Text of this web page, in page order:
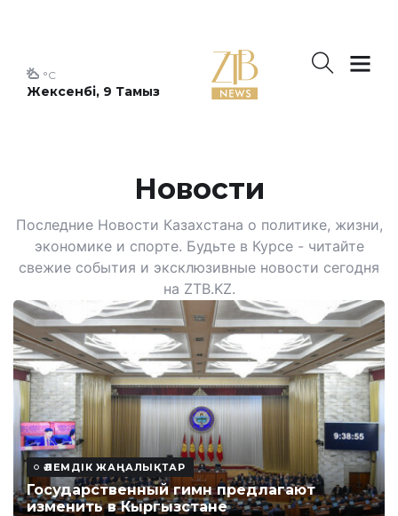
Жексенбі, 9 Тамыз
°C
Новости
Последние Новости Казахстана о политике, жизни,
экономике и спорте. Будьте в Курсе - читайте
свежие события и эксклюзивные новости сегодня
на ZTB.KZ.
ӘЛЕМДІК ЖАҢАЛЫҚТАР
Государственный гимн предлагают
изменить в Кыргызстане